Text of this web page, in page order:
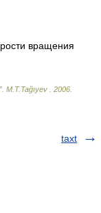
вращения
M.T.Tağıyev 2006
taxt